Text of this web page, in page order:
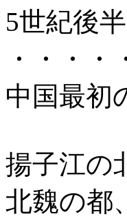
5世紀後
・・・
中国最初
揚子江の
北魏の都